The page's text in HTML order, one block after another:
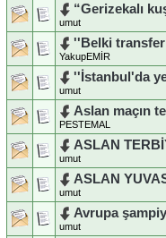
“Gerizekalı
umut
''Belki
YakupEMİR
''İstanbul'da
umut
Aslan maçın
PESTEMAL
ASLAN
umut
ASLAN
umut
Avrupa
umut